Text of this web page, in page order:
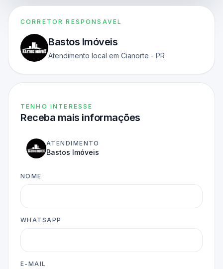
CORRETOR RESPONSAVEL
Bastos Imóveis
Atendimento local em Cianorte - PR
TENHO INTERESSE
Receba mais informações
ATENDIMENTO
Bastos Imóveis
NOME
WHATSAPP
E-MAIL